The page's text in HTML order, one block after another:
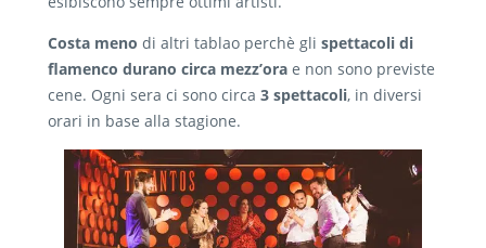
Costa meno di altri tablao perchè gli spettacoli di
flamenco durano circa mezz’ora e non sono previste
cene. Ogni sera ci sono circa 3 spettacoli, in diversi
orari in base alla stagione.